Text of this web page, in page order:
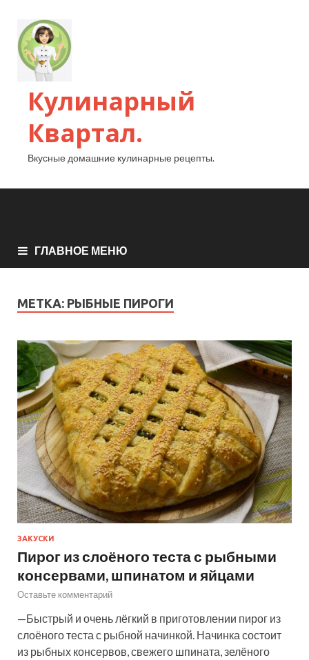
Кулинарный
Квартал.
Вкусные домашние кулинарные рецепты.
ГЛАВНОЕ МЕНЮ
МЕТКА: РЫБНЫЕ ПИРОГИ
ЗАКУСКИ
Пирог из слоёного теста с рыбными
консервами, шпинатом и яйцами
Оставьте комментарий
—Быстрый и очень лёгкий в приготовлении пирог из
слоёного теста с рыбной начинкой. Начинка состоит
из рыбных консервов, свежего шпината, зелёного